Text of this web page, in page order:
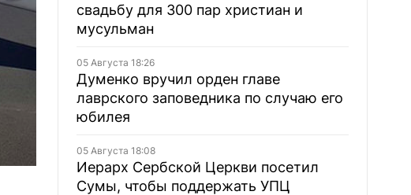
свадьбу для 300 пар христиан и
мусульман
05 Августа 18:26
Думенко вручил орден главе
лаврского заповедника по случаю его
юбилея
05 Августа 18:08
Иерарх Сербской Церкви посетил
Сумы, чтобы поддержать УПЦ